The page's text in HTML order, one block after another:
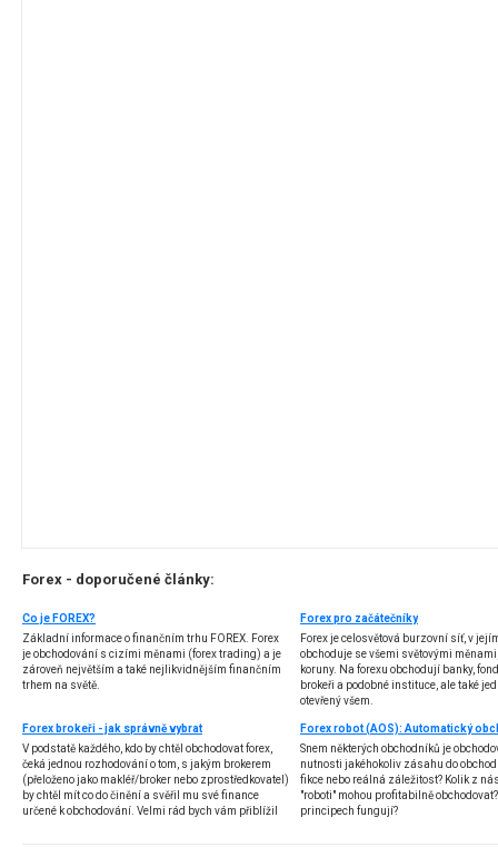
Forex - doporučené články:
Co je FOREX?
Základní informace o finančním trhu FOREX. Forex
je obchodování s cizími měnami (forex trading) a je
zároveň největším a také nejlikvidnějším finančním
trhem na světě.
Forex pro začátečníky
Forex je celosvětová burzovní síť, v
obchoduje se všemi světovými
koruny. Na forexu obchodují banky,
brokeři a podobné instituce, ale také
otevřený všem.
Forex brokeři - jak správně vybrat
V podstatě každého, kdo by chtěl obchodovat forex,
čeká jednou rozhodování o tom, s jakým brokerem
(přeloženo jako makléř/broker nebo zprostředkovatel)
by chtěl mít co do činění a svěřil mu své finance
určené k obchodování. Velmi rád bych vám přiblížil
Snem některých obchodníků je
nutnosti jakéhokoliv zásahu do
fikce nebo reálná záležitost? Kolik z
"roboti" mohou profitabilně
principech fungují?